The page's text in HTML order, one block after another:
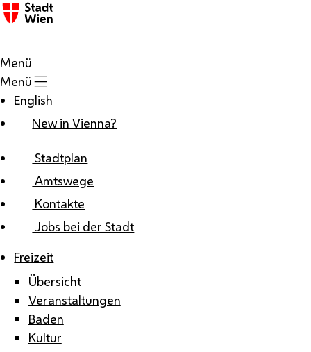
Zum Inhalt
Menü
Menü
English
New in Vienna?
Stadtplan
Amtswege
Kontakte
Jobs bei der Stadt
Freizeit
Übersicht
Veranstaltungen
Baden
Kultur